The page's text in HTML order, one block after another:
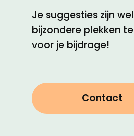
Je suggesties zijn
bijzondere plekken
voor je bijdrage!
Contact